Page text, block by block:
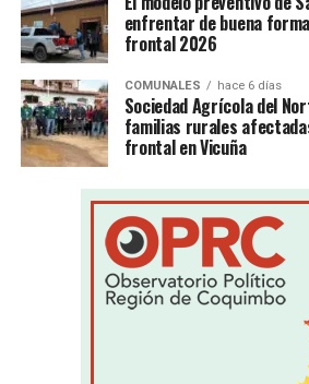
enfrentar de buena
frontal 2026
COMUNALES hace 6 días
Sociedad Agrícola del
familias rurales
frontal en Vicuña